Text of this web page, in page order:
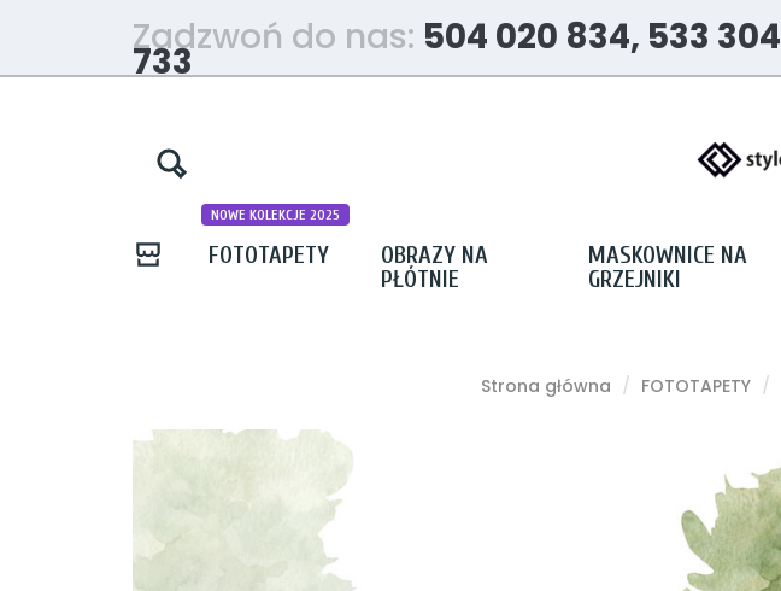
Zadzwoń do nas: 504 020 834, 533 304
733
FOTOTAPETY
NOWE KOLEKCJE 2025
OBRAZY NA
PŁÓTNIE
MASKOWNICE NA
GRZEJNIKI
Strona główna FOTOTAPETY